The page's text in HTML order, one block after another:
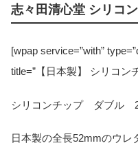
志々田清心堂 シリコ
[wpap service=”with”
title=”【日本製】 シリコン
シリコンチップ ダブル 2
日本製の全長52mmのウレ